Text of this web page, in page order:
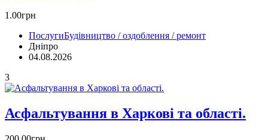
1.00грн
ПослугиБудівництво / оздоблення / ремонт
Дніпро
04.08.2026
3
Асфальтування в Харкові та області.